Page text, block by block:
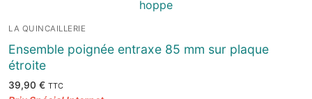
LA QUINCAILLERIE
Ensemble poignée entraxe 85 mm sur plaque
étroite
39,90 € TTC